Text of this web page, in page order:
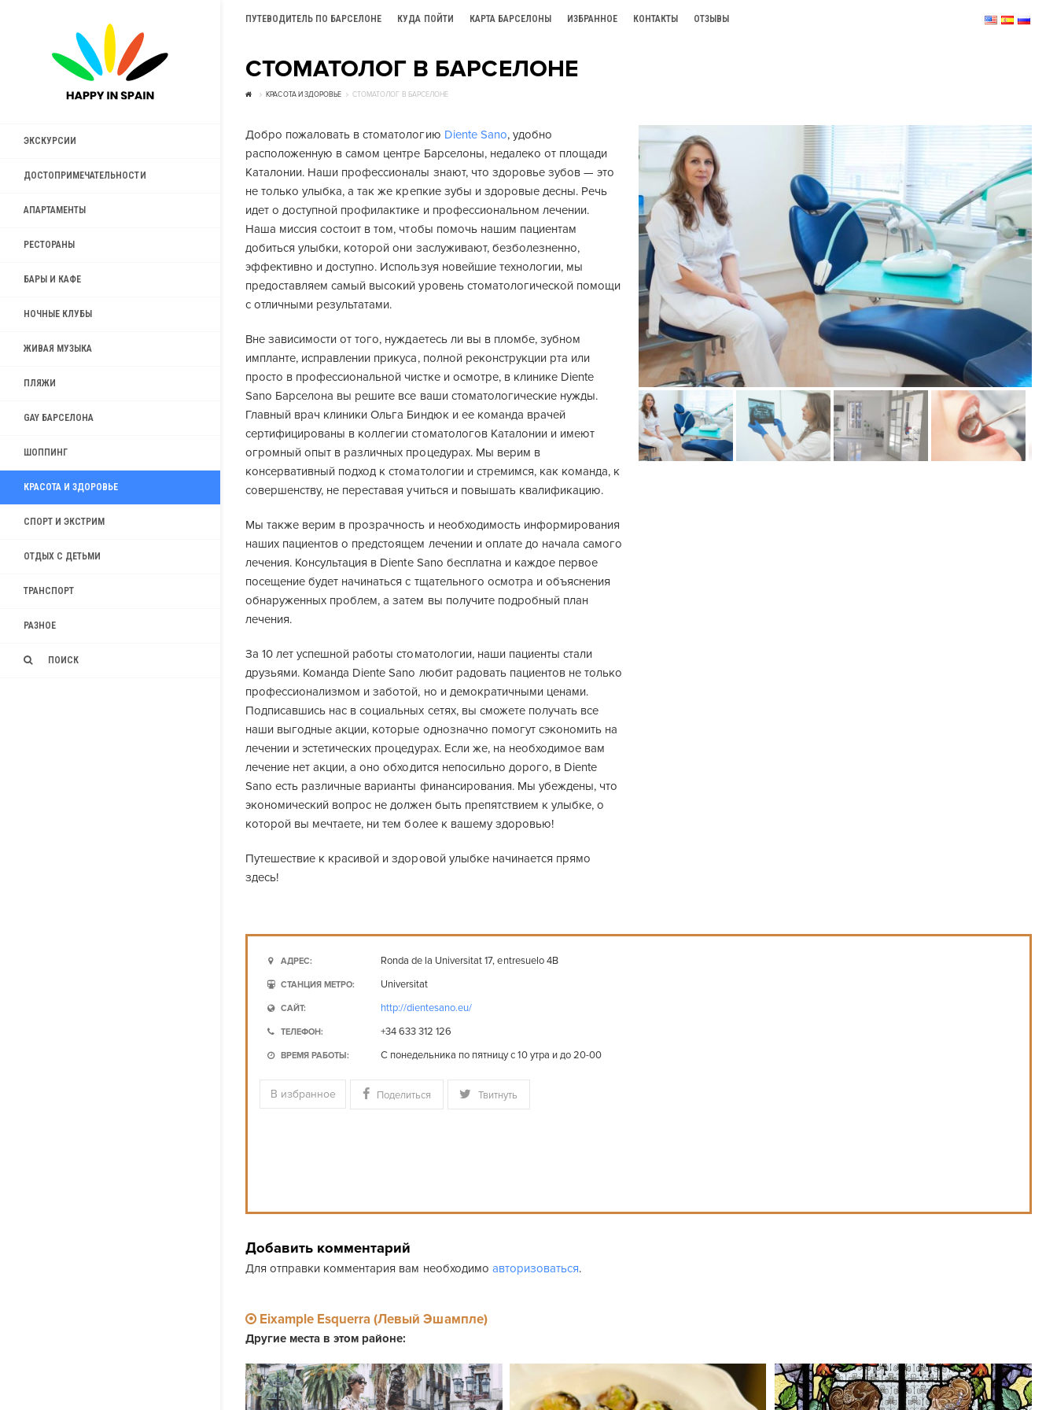
ПУТЕВОДИТЕЛЬ ПО БАРСЕЛОНЕ КУДА ПОЙТИ КАРТА БАРСЕЛОНЫ ИЗБРАННОЕ КОНТАКТЫ ОТЗЫВЫ
ЭКСКУРСИИ
ДОСТОПРИМЕЧАТЕЛЬНОСТИ
АПАРТАМЕНТЫ
РЕСТОРАНЫ
БАРЫ И КАФЕ
НОЧНЫЕ КЛУБЫ
ЖИВАЯ МУЗЫКА
ПЛЯЖИ
GAY БАРСЕЛОНА
ШОППИНГ
КРАСОТА И ЗДОРОВЬЕ
СПОРТ И ЭКСТРИМ
ОТДЫХ С ДЕТЬМИ
ТРАНСПОРТ
РАЗНОЕ
ПОИСК
СТОМАТОЛОГ В БАРСЕЛОНЕ
КРАСОТА И ЗДОРОВЬЕ СТОМАТОЛОГ В БАРСЕЛОНЕ
Добро пожаловать в стоматологию Diente Sano, удобно
расположенную в самом центре Барселоны, недалеко от площади
Каталонии. Наши профессионалы знают, что здоровье зубов — это
не только улыбка, а так же крепкие зубы и здоровые десны. Речь
идет о доступной профилактике и профессиональном лечении.
Наша миссия состоит в том, чтобы помочь нашим пациентам
добиться улыбки, которой они заслуживают, безболезненно,
эффективно и доступно. Используя новейшие технологии, мы
предоставляем самый высокий уровень стоматологической помощи
с отличными результатами.
Вне зависимости от того, нуждаетесь ли вы в пломбе, зубном
импланте, исправлении прикуса, полной реконструкции рта или
просто в профессиональной чистке и осмотре, в клинике Diente
Sano Барселона вы решите все ваши стоматологические нужды.
Главный врач клиники Ольга Биндюк и ее команда врачей
сертифицированы в коллегии стоматологов Каталонии и имеют
огромный опыт в различных процедурах. Мы верим в
консервативный подход к стоматологии и стремимся, как команда, к
совершенству, не переставая учиться и повышать квалификацию.
Мы также верим в прозрачность и необходимость информирования
наших пациентов о предстоящем лечении и оплате до начала самого
лечения. Консультация в Diente Sano бесплатна и каждое первое
посещение будет начинаться с тщательного осмотра и объяснения
обнаруженных проблем, а затем вы получите подробный план
лечения.
За 10 лет успешной работы стоматологии, наши пациенты стали
друзьями. Команда Diente Sano любит радовать пациентов не только
профессионализмом и заботой, но и демократичными ценами.
Подписавшись нас в социальных сетях, вы сможете получать все
наши выгодные акции, которые однозначно помогут сэкономить на
лечении и эстетических процедурах. Если же, на необходимое вам
лечение нет акции, а оно обходится непосильно дорого, в Diente
Sano есть различные варианты финансирования. Мы убеждены, что
экономический вопрос не должен быть препятствием к улыбке, о
которой вы мечтаете, ни тем более к вашему здоровью!
Путешествие к красивой и здоровой улыбке начинается прямо
здесь!
АДРЕС: Ronda de la Universitat 17, entresuelo 4B
СТАНЦИЯ МЕТРО: Universitat
САЙТ: http://dientesano.eu/
ТЕЛЕФОН: +34 633 312 126
ВРЕМЯ РАБОТЫ: C понедельника по пятницу с 10 утра и до 20-00
В избранное Поделиться Твитнуть
Добавить комментарий
Для отправки комментария вам необходимо авторизоваться.
Eixample Esquerra (Левый Эшампле)
Другие места в этом районе: